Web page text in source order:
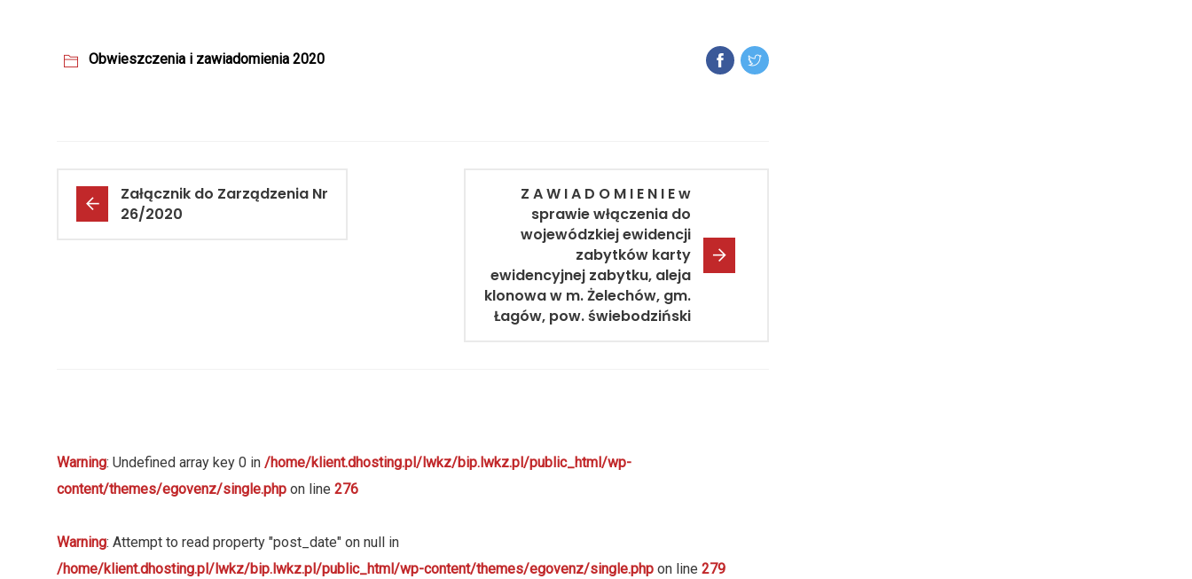
Obwieszczenia i zawiadomienia 2020
Załącznik do Zarządzenia Nr
26/2020
Z A W I A D O M I E N I E w
sprawie włączenia do
wojewódzkiej ewidencji
zabytków karty
ewidencyjnej zabytku, aleja
klonowa w m. Żelechów, gm.
Łagów, pow. świebodziński
Warning: Undefined array key 0 in /home/klient.dhosting.pl/lwkz/bip.lwkz.pl/public_html/wp-
content/themes/egovenz/single.php on line 276
Warning: Attempt to read property "post_date" on null in
/home/klient.dhosting.pl/lwkz/bip.lwkz.pl/public_html/wp-content/themes/egovenz/single.php on line 279